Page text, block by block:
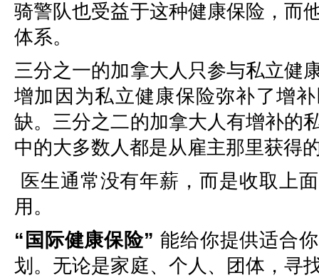
骑警队也受益于这种健康保险，而
体系。
三分之一的加拿大人只参与私立健
增加因为私立健康保险弥补了增
缺。三分之二的加拿大人有增补的
中的大多数人都是从雇主那里获得
医生通常没有年薪，而是收取上
用。
“国际健康保险” 能给你提供适合
划。无论是家庭、个人、团体，寻